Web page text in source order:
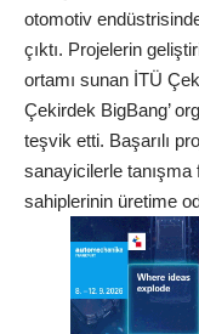
otomotiv
çıktı. Projelerin
ortamı sunan İTÜ
Çekirdek BigBang’
teşvik etti. Başarılı
sanayicilerle tanışma
sahiplerinin üretime